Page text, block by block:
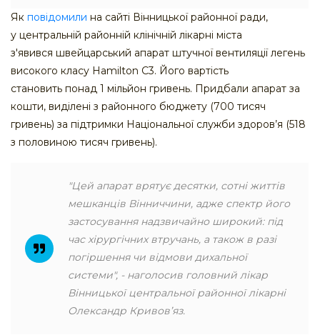
Як повідомили на сайті Вінницької районної ради,
у центральній районній клінічній лікарні міста
з'явився швейцарський апарат штучної вентиляції легень
високого класу Hamilton C3. Його вартість
становить понад 1 мільйон гривень. Придбали апарат за
кошти, виділені з районного бюджету (700 тисяч
гривень) за підтримки Національної служби здоров’я (518
з половиною тисяч гривень).
"Цей апарат врятує десятки, сотні життів
мешканців Вінниччини, адже спектр його
застосування надзвичайно широкий: під
час хірургічних втручань, а також в разі
погіршення чи відмови дихальної
системи", - наголосив головний лікар
Вінницької центральної районної лікарні
Олександр Кривов’яз.